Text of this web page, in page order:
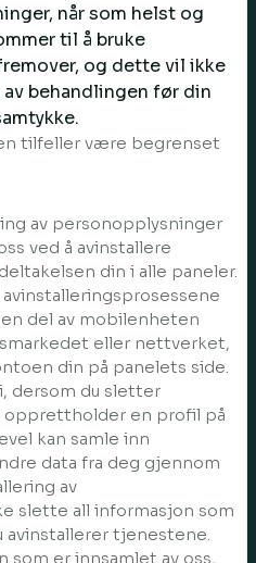
når som helst og
til å bruke
og dette vil ikke
behandlingen før din
tilfeller være begrenset
av personopplysninger
ved å avinstallere
din i alle paneler.
del av mobilenheten
eller nettverket,
din på panelets side.
dersom du sletter
opprettholder en profil på
kan samle inn
data fra deg gjennom
av
slette all informasjon som
avinstallerer tjenestene.
som er innsamlet av oss,